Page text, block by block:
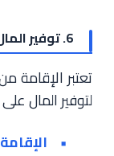
6. توفير المال على الإقامة
تعتبر الإقامة
لتوفير المال